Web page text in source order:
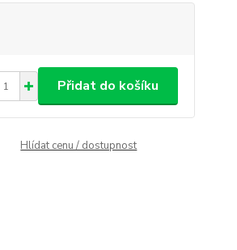
Přidat do košíku
Hlídat cenu / dostupnost